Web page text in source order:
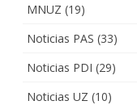
MNUZ (19)
Noticias PAS (33)
Noticias PDI (29)
Noticias UZ (10)